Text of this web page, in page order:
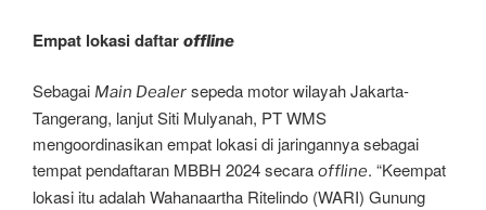
Empat lokasi daftar offline
Sebagai Main Dealer sepeda motor wilayah Jakarta-
Tangerang, lanjut Siti Mulyanah, PT WMS
mengoordinasikan empat lokasi di jaringannya sebagai
tempat pendaftaran MBBH 2024 secara offline. “Keempat
lokasi itu adalah Wahanaartha Ritelindo (WARI) Gunung